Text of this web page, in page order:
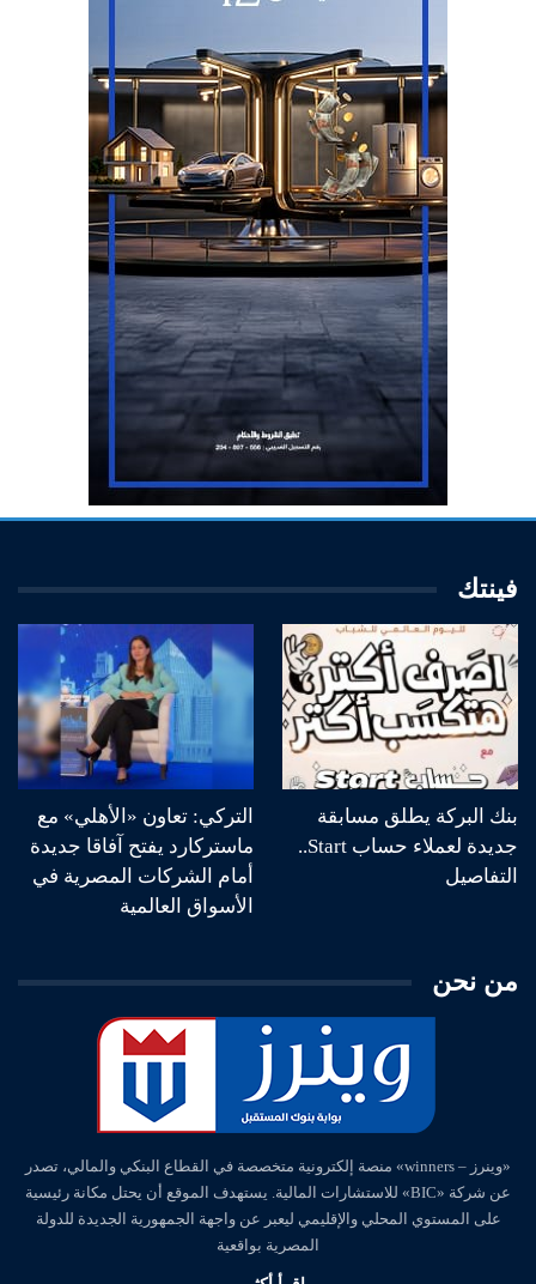
فينتك
بنك البركة يطلق مسابقة
جديدة لعملاء حساب Start..
التفاصيل
التركي: تعاون «الأهلي» مع
ماستركارد يفتح آفاقا جديدة
أمام الشركات المصرية في
الأسواق العالمية
من نحن
«وينرز – winners» منصة إلكترونية متخصصة في القطاع البنكي والمالي، تصدر
عن شركة «BIC» للاستشارات المالية. يستهدف الموقع أن يحتل مكانة رئيسية
على المستوي المحلي والإقليمي ليعبر عن واجهة الجمهورية الجديدة للدولة
المصرية بواقعية